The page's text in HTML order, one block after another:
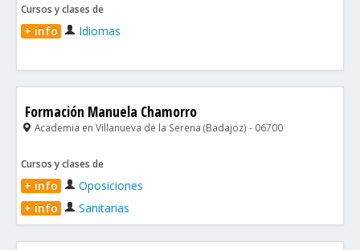
Cursos y clases de
+ info Idiomas
Formación Manuela Chamorro
Academia en Villanueva de la Serena (Badajoz) - 06700
Cursos y clases de
+ info
Oposiciones
+ info
Sanitarias